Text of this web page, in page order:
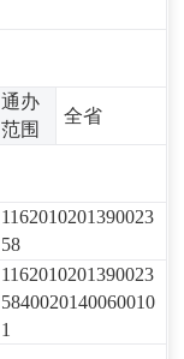
通办
范围
全省
1162010201390023
58
1162010201390023
5840020140060010
1